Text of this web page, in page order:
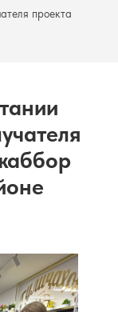
проекта